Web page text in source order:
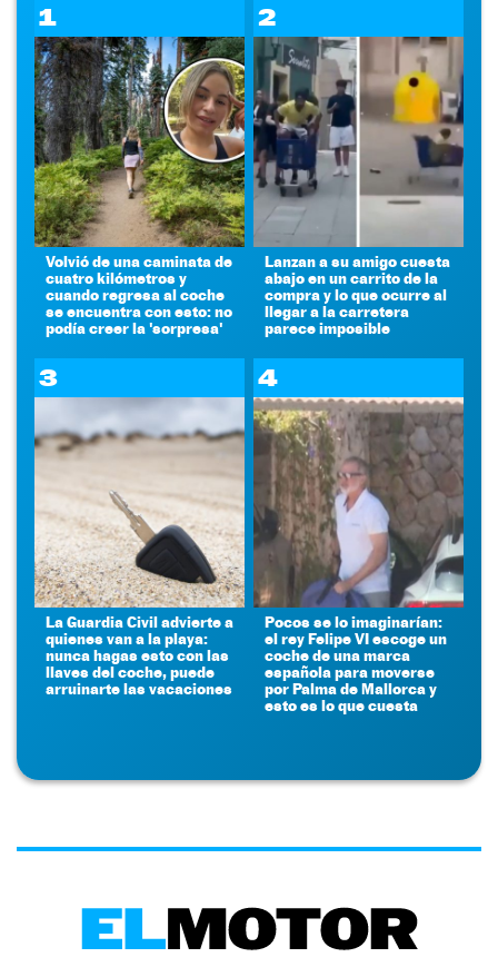
1
Volvió de una caminata de
cuatro kilómetros y
cuando regresa al coche
se encuentra con esto: no
podía creer la 'sorpresa'
2
Lanzan a su amigo cuesta
abajo en un carrito de la
compra y lo que ocurre al
llegar a la carretera
parece imposible
3
La Guardia Civil advierte a
quienes van a la playa:
nunca hagas esto con las
llaves del coche, puede
arruinarte las vacaciones
4
Pocos se lo imaginarían:
el rey Felipe VI escoge un
coche de una marca
española para moverse
por Palma de Mallorca y
esto es lo que cuesta